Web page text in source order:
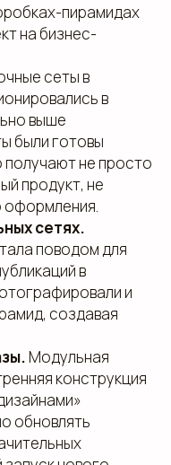
пирамидах
на бизнес-
сеты в
в
выше
были готовы
получают не просто
продукт, не
оформления.
сетях.
поводом для
в
и
создавая
Модульная
конструкция
обновлять